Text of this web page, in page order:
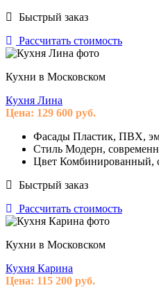
Быстрый заказ
Рассчитать стоимость
Кухни в Московском
Кухня Лина
Цена: 129 600 руб.
Фасады Пластик, ПВХ,
Стиль Модерн,
Цвет Комбинированный,
Быстрый заказ
Рассчитать стоимость
Кухни в Московском
Кухня Карина
Цена: 115 200 руб.